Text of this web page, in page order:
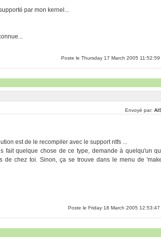
par mon kernel...
Poste le Thursday 17 March 2005 11:52:59
Envoyé par:
est de le recompiler avec le support ntfs ...
fait quelque chose de ce type, demande à quelqu'un
de chez toi. Sinon, ça se trouve dans le menu de
Poste le Friday 18 March 2005 12:53:47